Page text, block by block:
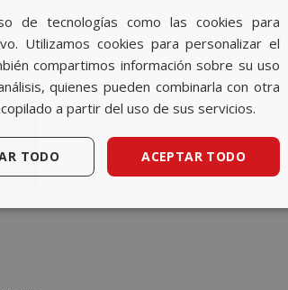
SPANISH
BASQUE
CATALAN
ENGLISH
de tecnologías como las cookies para
Utilizamos cookies para personalizar el
compartimos información sobre su uso
quienes pueden combinarla con otra
a partir del uso de sus servicios.
ACEPTAR TODO
TODO